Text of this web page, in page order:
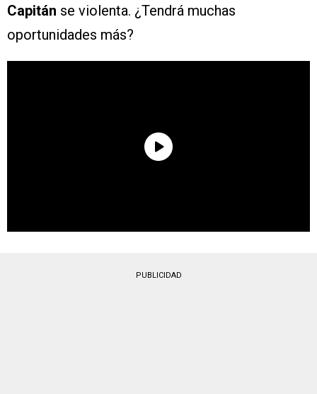
Capitán se violenta. ¿Tendrá muchas
oportunidades más?
PUBLICIDAD